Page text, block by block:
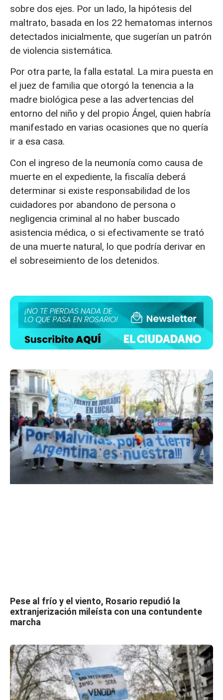
sobre dos ejes. Por un lado, la hipótesis del
maltrato, basada en los 22 hematomas internos
detectados inicialmente, que sugerían un patrón
de violencia sistemática.
Por otra parte, la falla estatal. La mira puesta en
el juez de familia que otorgó la tenencia a la
madre biológica pese a las advertencias del
entorno del niño y del propio Ángel, quien habría
manifestado en varias ocasiones que no quería
ir a esa casa.
Con el ingreso de la neumonía como causa de
muerte en el expediente, la fiscalía deberá
determinar si existe responsabilidad de los
cuidadores por abandono de persona o
negligencia criminal al no haber buscado
asistencia médica, o si efectivamente se trató
de una muerte natural, lo que podría derivar en
el sobreseimiento de los detenidos.
Pese al frío y el viento, Rosario repudió la
extranjerización mileísta con una contundente
marcha